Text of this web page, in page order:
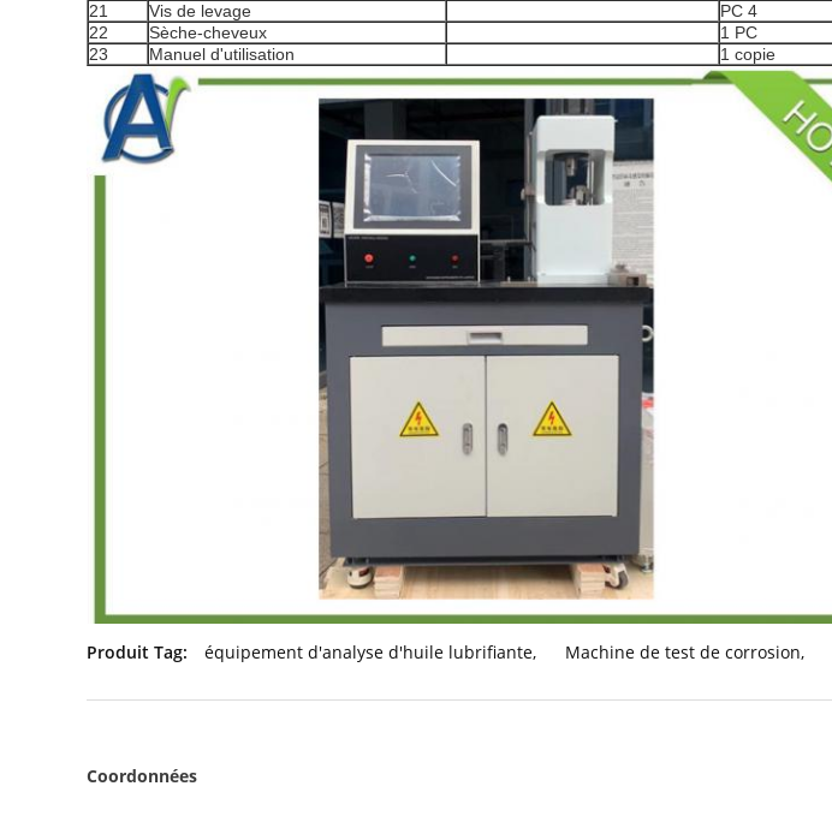
21
Vis de levage
PC 4
22
Sèche-cheveux
1 PC
23
Manuel d'utilisation 1 copie
Produit Tag: équipement d'analyse d'huile lubrifiante, Machine de test de corrosion,
Coordonnées